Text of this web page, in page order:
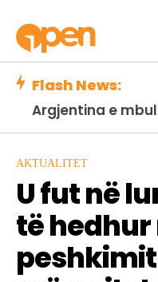
Flash News:
AKTUALITET
U fut në
të